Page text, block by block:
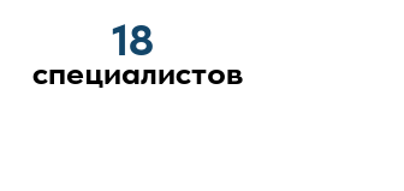
18
специалистов